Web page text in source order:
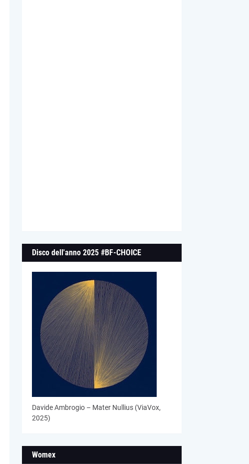
Disco dell'anno 2025 #BF-CHOICE
Davide Ambrogio – Mater Nullius (ViaVox,
2025)
Womex